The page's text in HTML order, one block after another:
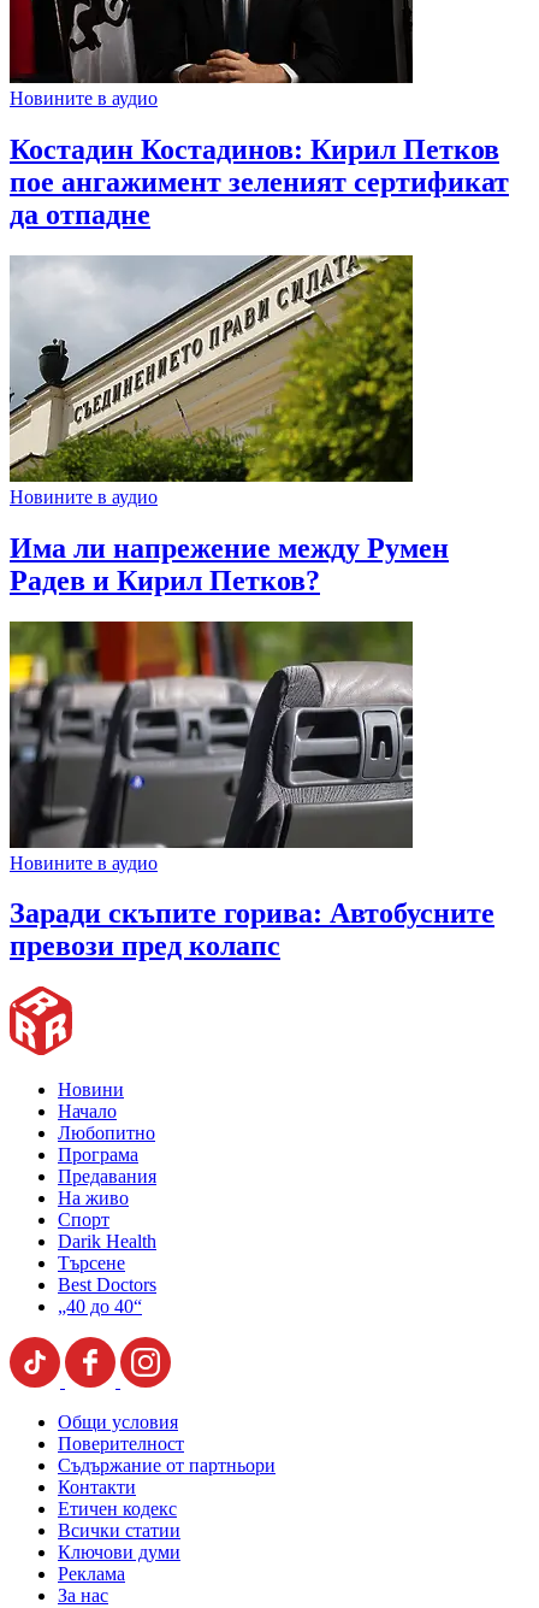
Новините в аудио
Костадин Костадинов: Кирил Петков
пое ангажимент зеленият сертификат
да отпадне
Новините в аудио
Има ли напрежение между Румен
Радев и Кирил Петков?
Новините в аудио
Заради скъпите горива: Автобусните
превози пред колапс
Новини
Начало
Любопитно
Програма
Предавания
На живо
Спорт
Darik Health
Търсене
Best Doctors
„40 до 40“
Общи условия
Поверителност
Съдържание от партньори
Контакти
Етичен кодекс
Всички статии
Ключови думи
Реклама
За нас